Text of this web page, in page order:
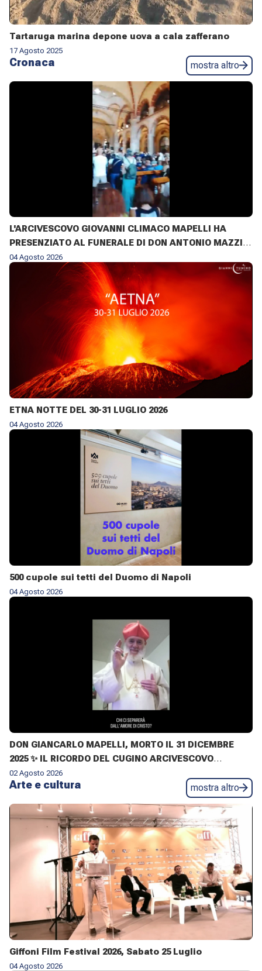
Tartaruga marina depone uova a cala zafferano
17 Agosto 2025
Cronaca mostra altro
L'ARCIVESCOVO GIOVANNI CLIMACO MAPELLI HA
PRESENZIATO AL FUNERALE DI DON ANTONIO MAZZI
NELLA BASILICA DI SANT'AMBROGIO A MILANO IL 3
AGOSTO 2026 ✨
04 Agosto 2026
ETNA NOTTE DEL 30-31 LUGLIO 2026
04 Agosto 2026
500 cupole sui tetti del Duomo di Napoli
04 Agosto 2026
DON GIANCARLO MAPELLI, MORTO IL 31 DICEMBRE
2025 ✨ IL RICORDO DEL CUGINO ARCIVESCOVO
MONSIGNOR ✝️ GIOVANNI CLIMACO MAPELLI E IL
CONFERIMENTO DELLA CROCE DI ARCHIMANDRITA AD
02 Agosto 2026
Arte e cultura mostra altro
Giffoni Film Festival 2026, Sabato 25 Luglio
04 Agosto 2026